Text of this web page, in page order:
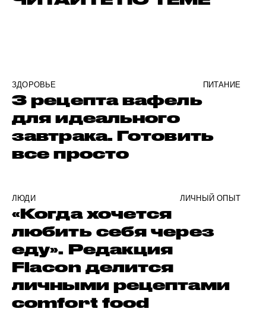
ЗДОРОВЬЕ ПИТАНИЕ
3 рецепта вафель
для идеального
завтрака. Готовить
все просто
ЛЮДИ ЛИЧНЫЙ ОПЫТ
«Когда хочется
любить себя через
еду». Редакция
Flacon делится
личными рецептами
comfort food